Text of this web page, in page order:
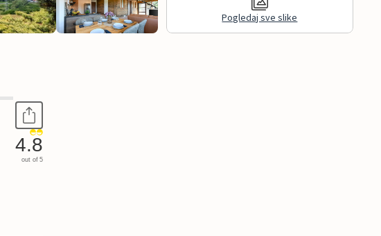
Pogledaj sve slike
4.8
out of 5